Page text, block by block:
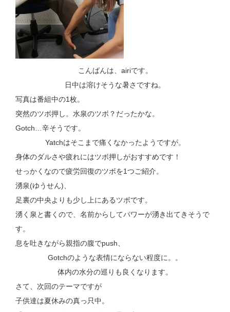
こんばんは、airiです。
日中は溶けそうな暑さですね。
写真は番組中の1枚。
突然のツボ押し。水泉のツボ？だったかな。
Gotch…辛そうです。
Yatchはそこまで痛くなかったようですが。
身体のダルさや疲れにはツボ押しがおすすめです！
せっかくなので疲労回復のツボを1つご紹介。
湧泉(ゆうせん)、
足裏の中央よりも少し上にあるツボです。
湧く泉と書くので、名前からしてパワーが湧き出てきそうで
す。
息を吐きながら親指の腹でpush、
Gotchのような表情にならない程度に。。
体内の水分の巡りも良くなります。
さて、次回のテーマですが
子供達は夏休みの真っ只中。